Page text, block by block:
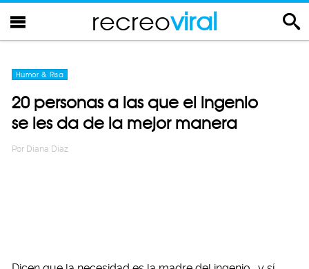
recreoviral
Humor & Risa
20 personas a las que el ingenio
se les da de la mejor manera
Por Diana Diaz